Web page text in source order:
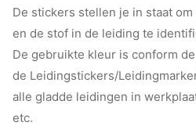
De stickers stellen je in staat
en de stof in de leiding te
De gebruikte kleur is conform
de Leidingstickers/
alle gladde leidingen in
etc.